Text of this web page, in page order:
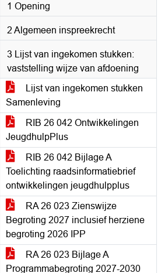
1 Opening
2 Algemeen inspreekrecht
3 Lijst van ingekomen stukken:
vaststelling wijze van afdoening
Lijst van ingekomen stukken
Samenleving
RIB 26 042 Ontwikkelingen
JeugdhulpPlus
RIB 26 042 Bijlage A
Toelichting raadsinformatiebrief
ontwikkelingen jeugdhulpplus
RA 26 023 Zienswijze
Begroting 2027 inclusief herziene
begroting 2026 IPP
RA 26 023 Bijlage A
Programmabegroting 2027-2030